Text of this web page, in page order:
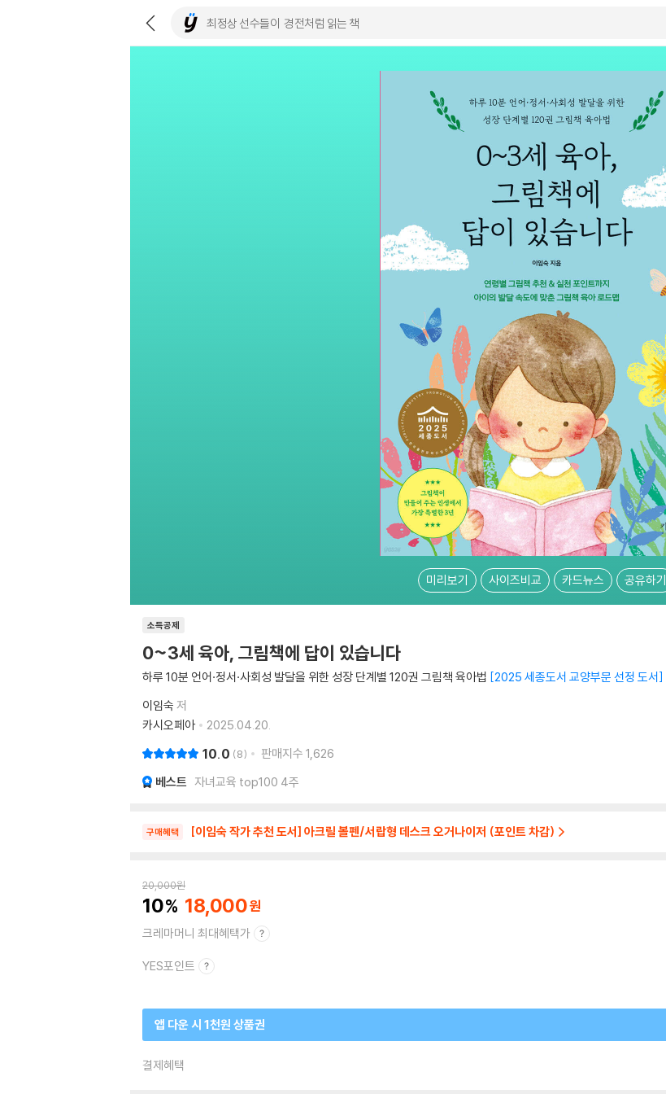
미리보기 사이즈비교 카드뉴스 공유하기
소득공제
0~3세 육아, 그림책에 답이 있습니다
하루 10분 언어·정서·사회성 발달을 위한 성장 단계별 120권 그림책 육아법 2025 세종도서 교양부문 선정 도서
이임숙 저
카시오페아
2025.04.20.
10.0 8 판매지수 1,626
베스트 자녀교육 top100 4주
구매혜택 [이임숙 작가 추천 도서] 아크릴 볼펜/서랍형 데스크 오거나이저 (포인트 차감)
20,000원
10 18,000
크레마머니 최대혜택가
YES포인트
앱 다운 시 1천원 상품권
결제혜택